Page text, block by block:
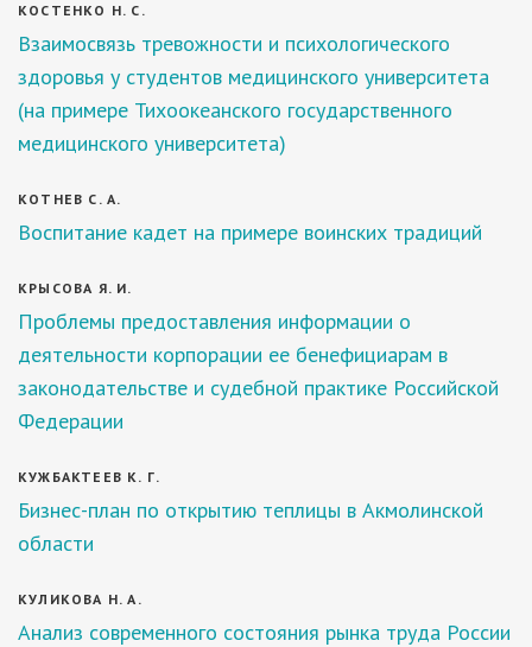
КОСТЕНКО Н. С.
Взаимосвязь тревожности и психологического
здоровья у студентов медицинского университета
(на примере Тихоокеанского государственного
медицинского университета)
КОТНЕВ С. А.
Воспитание кадет на примере воинских традиций
КРЫСОВА Я. И.
Проблемы предоставления информации о
деятельности корпорации ее бенефициарам в
законодательстве и судебной практике Российской
Федерации
КУЖБАКТЕЕВ К. Г.
Бизнес-план по открытию теплицы в Акмолинской
области
КУЛИКОВА Н. А.
Анализ современного состояния рынка труда России